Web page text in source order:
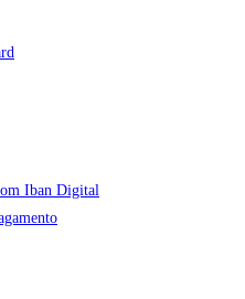
Iban Digital